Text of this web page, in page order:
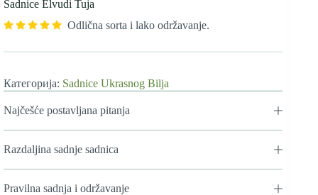
Sadnice Elvudi Tuja
Odlična sorta i lako održavanje.
Категорија: Sadnice Ukrasnog Bilja
Najčešće postavljana pitanja
Razdaljina sadnje sadnica
Pravilna sadnja i održavanje